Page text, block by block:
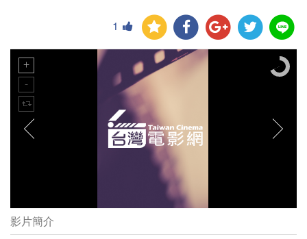
1
天台劇照
影片簡介